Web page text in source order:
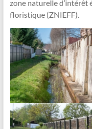
zone naturelle d’intérêt
floristique (ZNIEFF).